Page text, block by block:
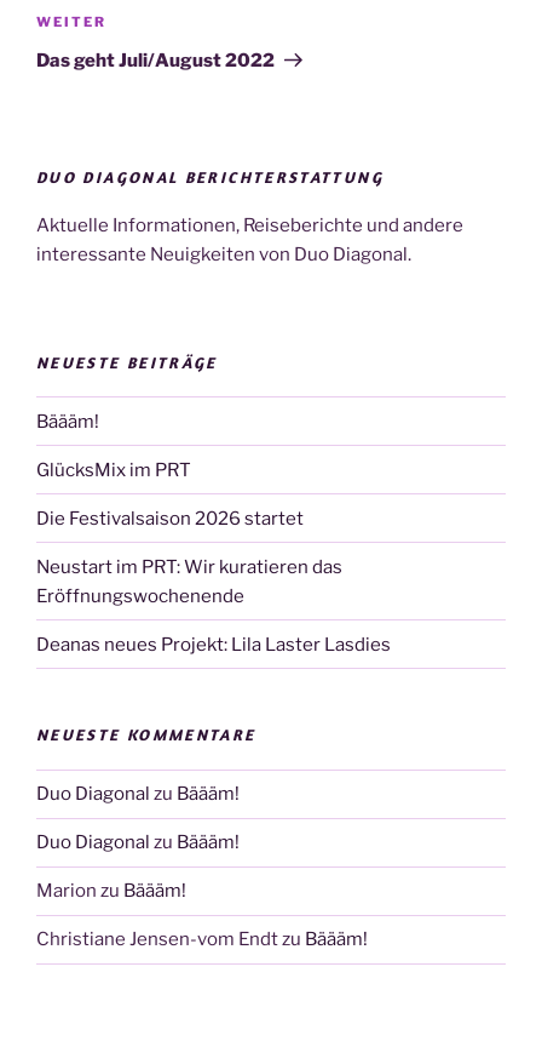
Nächster
Beitrag
WEITER
Das geht Juli/August 2022
DUO DIAGONAL BERICHTERSTATTUNG
Aktuelle Informationen, Reiseberichte und andere
interessante Neuigkeiten von Duo Diagonal.
NEUESTE BEITRÄGE
Bäääm!
GlücksMix im PRT
Die Festivalsaison 2026 startet
Neustart im PRT: Wir kuratieren das
Eröffnungswochenende
Deanas neues Projekt: Lila Laster Lasdies
NEUESTE KOMMENTARE
Duo Diagonal zu Bäääm!
Duo Diagonal zu Bäääm!
Marion zu Bäääm!
Christiane Jensen-vom Endtzu Bäääm!